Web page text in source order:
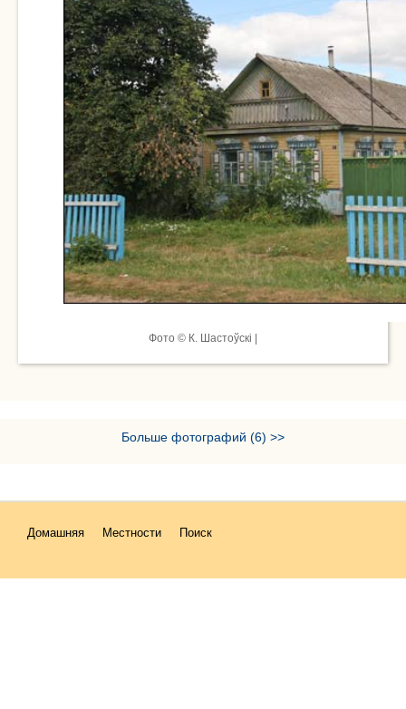
Фото © К. Шастоўскі |
Больше фотографий (6) >>
Домашняя Местности Поиск